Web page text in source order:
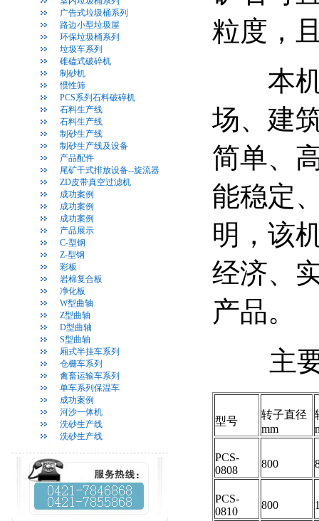
广告式垃圾桶系列
路边小型垃圾屋
环保垃圾桶系列
垃圾车系列
碓磕式破碎机
制砂机
惯性筛
PCS系列石料破碎机
石料生产线
石料生产线
制砂生产线
制砂生产线及设备
产品配件
尾矿干式排放设备--旋流器
ZD皮带真空过滤机
成功案例
成功案例
成功案例
产品展示
C-型钢
Z-型钢
彩板
岩棉复合板
净化板
W型曲轴
Z型曲轴
D型曲轴
S型曲轴
厢式半挂车系列
仓栅车系列
禽畜运输车系列
单车系列保温车
成功案例
河沙一体机
洗砂生产线
洗砂生产线
粒度，
本机
场、建
简单、
能稳定
明，该
经济、
产品。
主要
型号
转子直径
mm
PCS-
0808
800
PCS-
0810
800